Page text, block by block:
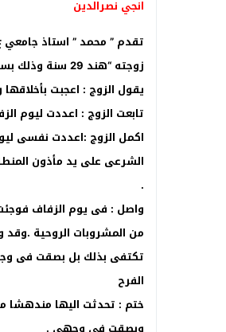
انجي نصرالدين
زوجته “هند 29 سنة وذلك بسبب الفرح الإسلامي .
يقول الزوج : اعجبت
تابعت الزوج : اعددت ليوم
اكمل الزوج :اعددت نفسى
الشرعى على يد مأذون
.
واصل : فى يوم الزفاف
من المشروبات الروحية
تكتفى بذلك بل بصقت فى
الفرح
ختم : تحدثت اليها مندهشا